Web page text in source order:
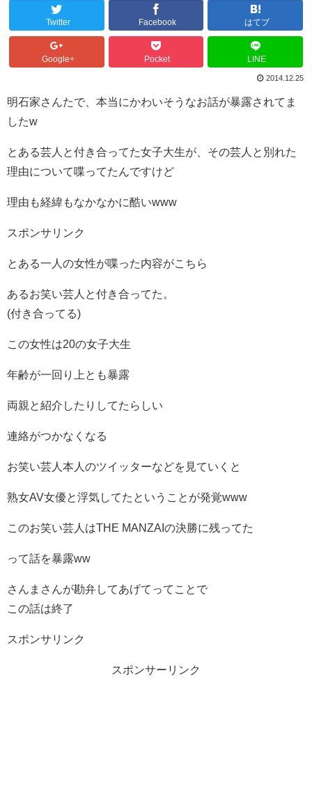
Twitter Facebook はてブ
Google+ Pocket LINE
2014.12.25
明石家さんたで、本当にかわいそうなお話が暴露されてま
したw
とある芸人と付き合ってた女子大生が、その芸人と別れた
理由について喋ってたんですけど
理由も経緯もなかなかに酷いwww
スポンサリンク
とある一人の女性が喋った内容がこちら
あるお笑い芸人と付き合ってた。
(付き合ってる)
この女性は20の女子大生
年齢が一回り上とも暴露
両親と紹介したりしてたらしい
連絡がつかなくなる
お笑い芸人本人のツイッターなどを見ていくと
熟女AV女優と浮気してたということが発覚www
このお笑い芸人はTHE MANZAIの決勝に残ってた
って話を暴露ww
さんまさんが勘弁してあげてってことで
この話は終了
スポンサリンク
スポンサーリンク